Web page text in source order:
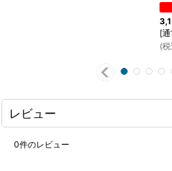
[
(税
レビュー
0件のレビュー